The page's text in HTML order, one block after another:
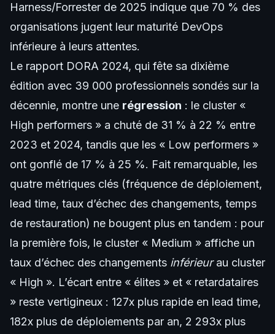
Harness/Forrester de 2025 indique que 70 % des
organisations jugent leur maturité DevOps
inférieure à leurs attentes.
Le rapport DORA 2024, qui fête sa dixième
édition avec 39 000 professionnels sondés sur la
décennie, montre une régression : le cluster «
High performers » a chuté de 31 % à 22 % entre
2023 et 2024, tandis que les « Low performers »
ont gonflé de 17 % à 25 %. Fait remarquable, les
quatre métriques clés (fréquence de déploiement,
lead time, taux d’échec des changements, temps
de restauration) ne bougent plus en tandem : pour
la première fois, le cluster « Medium » affiche un
taux d’échec des changements inférieurau cluster
« High ». L’écart entre « élites » et « retardataires
» reste vertigineux : 127x plus rapide en lead time,
182x plus de déploiements par an, 2 293x plus